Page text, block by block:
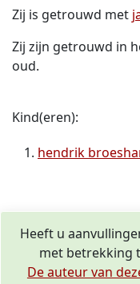
Zij is getrouwd met
Zij zijn getrouwd in
oud.
Kind(eren):
hendrik
Heeft u
met betrekking
De auteur van